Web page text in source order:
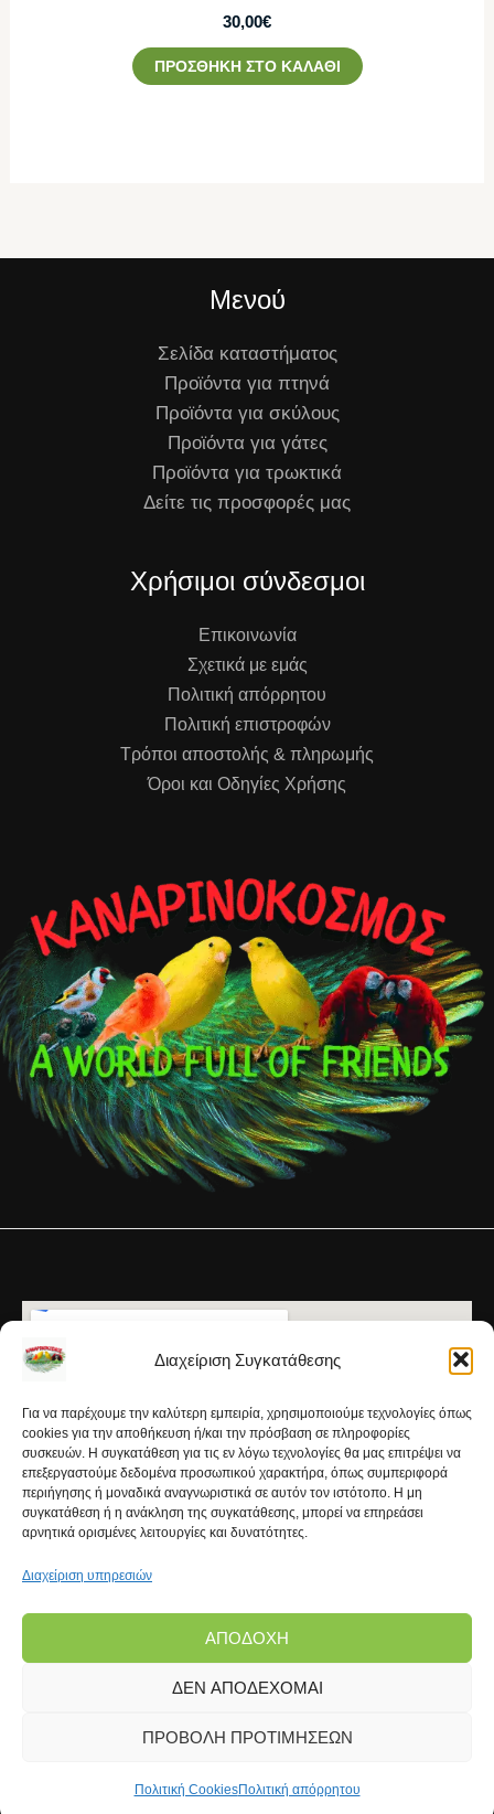
Διαχείριση Συγκατάθεσης
Για να παρέχουμε την καλύτερη εμπειρία, χρησιμοποιούμε τεχνολογίες όπως
cookies για την αποθήκευση ή/και την πρόσβαση σε πληροφορίες
συσκευών. Η συγκατάθεση για τις εν λόγω τεχνολογίες θα μας επιτρέψει να
επεξεργαστούμε δεδομένα προσωπικού χαρακτήρα, όπως συμπεριφορά
περιήγησης ή μοναδικά αναγνωριστικά σε αυτόν τον ιστότοπο. Η μη
συγκατάθεση ή η ανάκληση της συγκατάθεσης, μπορεί να επηρεάσει
αρνητικά ορισμένες λειτουργίες και δυνατότητες.
Διαχείριση υπηρεσιών
ΑΠΟΔΟΧΉ
ΔΕΝ ΑΠΟΔΈΧΟΜΑΙ
ΠΡΟΒΟΛΉ ΠΡΟΤΙΜΉΣΕΩΝ
Πολιτική CookiesΠολιτική απόρρητου
30,00€
ΠΡΟΣΘΉΚΗ ΣΤΟ ΚΑΛΆΘΙ
Μενού
Σελίδα καταστήματος
Προϊόντα για πτηνά
Προϊόντα για σκύλους
Προϊόντα για γάτες
Προϊόντα για τρωκτικά
Δείτε τις προσφορές μας
Χρήσιμοι σύνδεσμοι
Επικοινωνία
Σχετικά με εμάς
Πολιτική απόρρητου
Πολιτική επιστροφών
Τρόποι αποστολής & πληρωμής
Όροι και Οδηγίες Χρήσης
Copyright © 2026 | Kanarinokosmos.gr | Development